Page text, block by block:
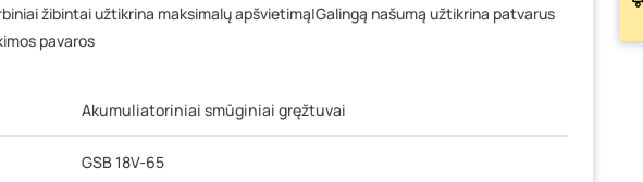
žibintai užtikrina maksimalų apšvietimą|Galingą našumą užtikrina patvarus
pavaros
Akumuliatoriniai smūginiai gręžtuvai
GSB 18V-65